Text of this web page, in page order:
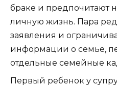
браке и предпочитают
личную жизнь. Пара
заявления и
информации о семье,
отдельные семейные
Первый ребенок у